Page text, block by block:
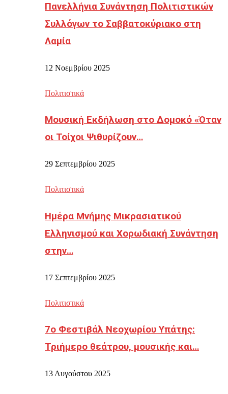
Πανελλήνια Συνάντηση Πολιτιστικών
Συλλόγων το Σαββατοκύριακο στη
Λαμία
12 Νοεμβρίου 2025
Πολιτιστικά
Μουσική Εκδήλωση στο Δομοκό «Όταν
οι Τοίχοι Ψιθυρίζουν…
29 Σεπτεμβρίου 2025
Πολιτιστικά
Ημέρα Μνήμης Μικρασιατικού
Ελληνισμού και Χορωδιακή Συνάντηση
στην…
17 Σεπτεμβρίου 2025
Πολιτιστικά
7ο Φεστιβάλ Νεοχωρίου Υπάτης:
Τριήμερο θεάτρου, μουσικής και…
13 Αυγούστου 2025